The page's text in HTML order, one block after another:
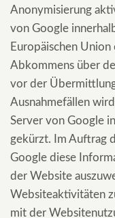
Anonymisierung
von Google
Europäischen
Abkommens über
vor der
Ausnahmefällen
Server von Google
gekürzt. Im Auftrag
Google diese
der Website
Websiteaktivitäten
mit der